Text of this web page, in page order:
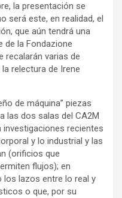
la presentación se
será este, en realidad, el
que aún tendrá una
de la Fondazione
recalarán varias de
relectura de Irene
de máquina” piezas
las dos salas del CA2M
investigaciones recientes
y lo industrial y las
(orificios que
flujos); en
los lazos entre lo real y
o que, por su